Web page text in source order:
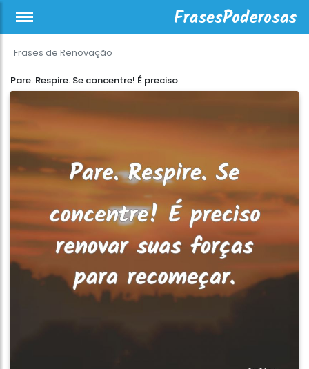
Frases de Renovação
Pare. Respire. Se concentre! É preciso